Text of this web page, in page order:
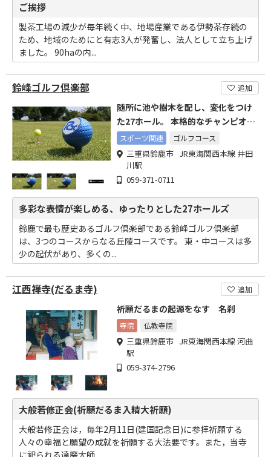
ご挨拶
製茶工場の減少が毎年続く中、地場産業である伊勢茶存続の
ため、地域のためにと有志3人が発奮し、法人として立ち上げ
ました。 90haの内...
鈴峰ゴルフ倶楽部 追加
随所に池や樹木を配し、変化をつけ
た27ホール。 本格的なチャンピオン
コースです。
スポーツ関連 ゴルフコース
三重県鈴鹿市 JR東海関西本線 井田
川駅
059-371-0711
多彩な表情が楽しめる、ゆったりとした27ホールズ
鈴鹿で最も歴史あるゴルフ倶楽部である鈴峰ゴルフ倶楽部
は、3つのコースからなる丘陵コースです。 東・中コースは多
少の起伏があり、多くの...
江西禅寺(だるま寺) 追加
祈願だるまの起源をなす 名刹
寺院 仏教寺院
三重県鈴鹿市 JR東海関西本線 河曲
駅
059-374-2796
大般若修正会(祈願だるま入精大祈願)
大般若修正会は，毎年2月11日(建国記念日)に参拝祈願する
人々の幸福と願望の成就を祈願する大法要です。また，当寺